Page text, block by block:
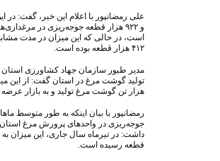
و ۹۲۲ هزار قطعه جوجه‌ریزی در
۴۱۲ هزار قطعه بوده است.
مدیر طیور سازمان جهاد کشاورزی استان
هزار تن گوشت مرغ تولید و به بازار
رمضانپور با بیان اینکه به طور متوسط
جوجه‌ریزی در واحدهای پرورش مرغ استان
قطعه رسیده است.